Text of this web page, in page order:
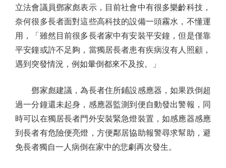
立法會議員鄧家彪表示，目前社會中有很多樂齡科技，
奈何很多長者面對這些高科技的設備一頭霧水，不懂運
用，「雖然目前很多長者家中有安裝平安鐘，但是僅靠
平安鐘或許不足夠，當獨居長者患有疾病沒有人照顧，
遇到突發情況，例如暈倒都來不及按。」
鄧家彪建議，為長者住所鋪設感應器，如果跌倒超
過一分鐘還未起身，感應器監測到便自動發出警報，同
時可以在獨居長者門外安裝緊急燈裝置，如感應器感應
到長者有危險便亮燈，方便鄰居協助報警尋求幫助，避
免長者獨自一人病倒在家中的悲劇再次發生。